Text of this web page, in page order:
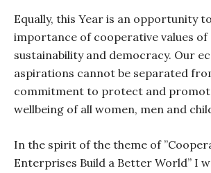
Equally, this Year is an opportunity
importance of cooperative values of
sustainability and democracy. Our
aspirations cannot be separated
commitment to protect and
wellbeing of all women, men and
In the spirit of the theme of
Enterprises Build a Better World” I